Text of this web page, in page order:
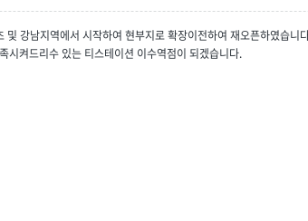
강남지역에서 시작하여 현부지로 확장이전하여 재오픈하였습니
시켜드리수 있는 티스테이션 이수역점이 되겠습니다.